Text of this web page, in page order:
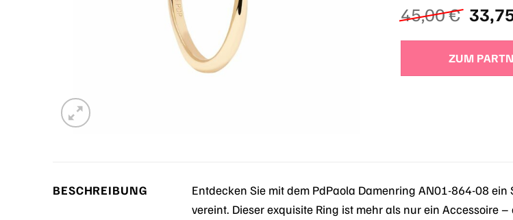
45,00€
Preis
war:
ZUM
BESCHREIBUNG
Entdecken Sie mit dem PdPaola Damenring AN01-864-08
vereint. Dieser exquisite Ring ist mehr als nur ein Accessoire